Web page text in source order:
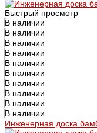
Быстрый просмотр
В наличии
В наличии
В наличии
В наличии
В наличии
В наличии
В наличии
В наличии
В наличии
В наличии
Инженерная доска